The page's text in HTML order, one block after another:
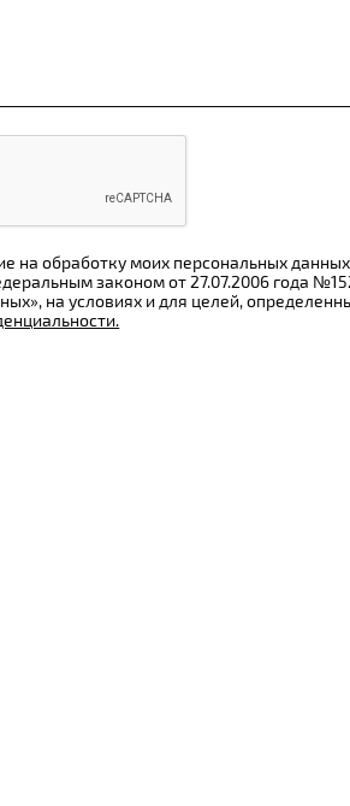
на обработку моих персональных
законом от 27.07.2006 года
на условиях и для целей,